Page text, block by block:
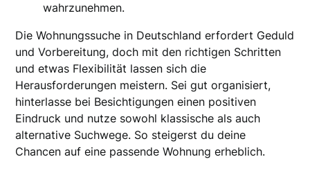
wahrzunehmen.
Die Wohnungssuche in Deutschland erfordert Geduld
und Vorbereitung, doch mit den richtigen Schritten
und etwas Flexibilität lassen sich die
Herausforderungen meistern. Sei gut organisiert,
hinterlasse bei Besichtigungen einen positiven
Eindruck und nutze sowohl klassische als auch
alternative Suchwege. So steigerst du deine
Chancen auf eine passende Wohnung erheblich.